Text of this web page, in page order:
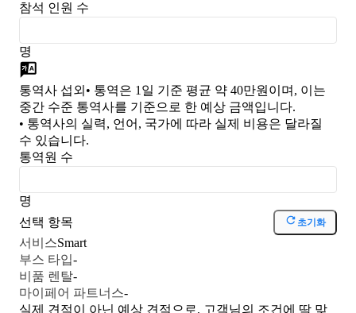
참석 인원 수
명
통역사 섭외 • 통역은 1일 기준 평균 약 40만원이며, 이는
중간 수준 통역사를 기준으로 한 예상 금액입니다.
• 통역사의 실력, 언어, 국가에 따라 실제 비용은 달라질
수 있습니다.
통역원 수
명
선택 항목
초기화
서비스Smart
부스 타입-
비품 렌탈-
마이페어 파트너스-
실제 견적이 아닌 예상 견적으로, 고객님의 조건에 딱 맞